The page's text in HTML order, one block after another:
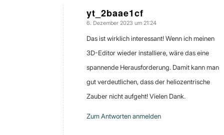
yt_2baae1cf
sagte:
6. Dezember 2023 um 21:24
Das ist wirklich interessant! Wenn ich meinen
3D-Editor wieder installiere, wäre das eine
spannende Herausforderung. Damit kann man
gut verdeutlichen, dass der heliozentrische
Zauber nicht aufgeht! Vielen Dank.
Zum Antworten anmelden